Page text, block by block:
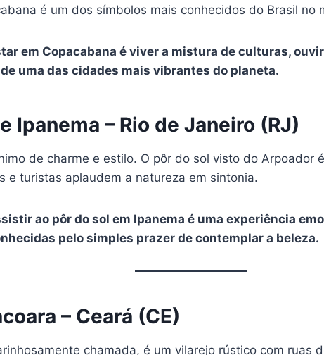
é um dos símbolos mais conhecidos do Brasil no
em Copacabana é viver a mistura de culturas,
uma das cidades mais vibrantes do planeta.
Ipanema – Rio de Janeiro (RJ)
de charme e estilo. O pôr do sol visto do Arpoador
e turistas aplaudem a natureza em sintonia.
ao pôr do sol em Ipanema é uma experiência
pelo simples prazer de contemplar a beleza.
– Ceará (CE)
chamada, é um vilarejo rústico com ruas